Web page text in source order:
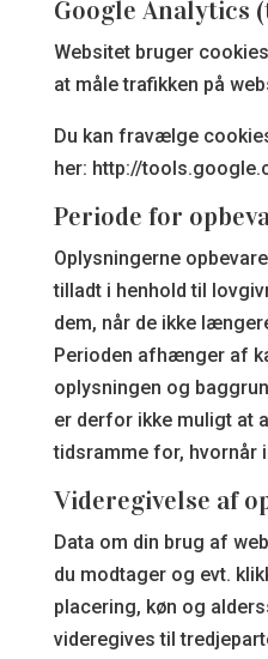
Google Analytics
Websitet bruger
at måle trafikken på
Du kan fravælge
her: http://
Periode for
Oplysningerne
tilladt i henhold til
dem, når de ikke
Perioden afhænger af
oplysningen og
er derfor ikke muligt at
tidsramme for, hvornår
Videregivelse af
Data om din brug af
du modtager og evt.
placering, køn og
videregives til